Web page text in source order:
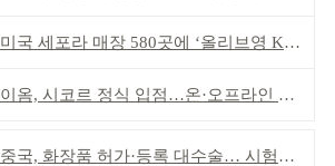
미국 세포라 매장 580곳에 ‘올리브영 K뷰티에딧’ 론칭
이옴, 시코르 정식 입점…온·오프라인 유통망 확대
중국, 화장품 허가·등록 대수술… 시험자료 공용 허용